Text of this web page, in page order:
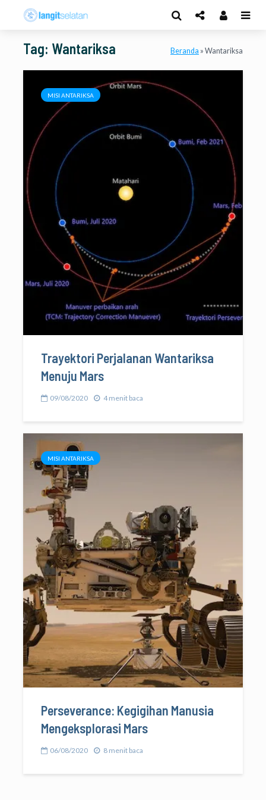
Tag: Wantariksa Beranda » Wantariksa
MISI ANTARIKSA
Trayektori Perjalanan Wantariksa
Menuju Mars
09/08/2020 4 menit baca
MISI ANTARIKSA
Perseverance: Kegigihan Manusia
Mengeksplorasi Mars
06/08/2020 8 menit baca